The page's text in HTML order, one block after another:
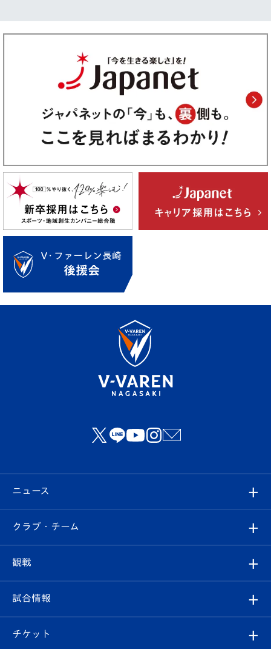
ニュース
すべて
クラブ
試合情報
クラブ・チーム
クラブ概要
観戦
観戦ルール
試合情報
試合日程/結果
チケット